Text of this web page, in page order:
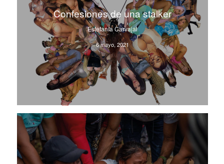
Confesiones de una stalker
Estefanía Carvajal
6 mayo, 2021